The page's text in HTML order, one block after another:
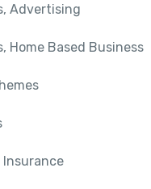
Advertising
Home Based Business
Insurance